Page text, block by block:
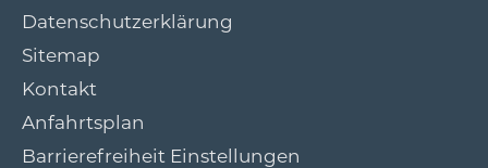
Datenschutzerklärung
Sitemap
Kontakt
Anfahrtsplan
Barrierefreiheit Einstellungen